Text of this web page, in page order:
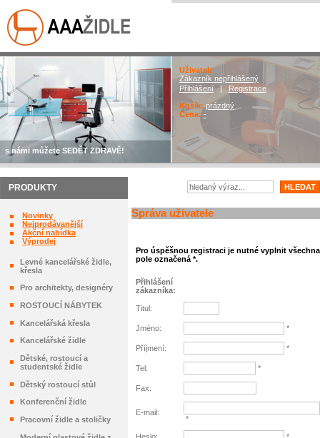
s námi můžete SEDĚT ZDRAVĚ!
Uživatel:
Zákazník nepřihlášený
Přihlášení| Registrace
Košík: prázdný
Cena: -
PRODUKTY
Novinky
Nejprodávanější
Akční nabídka
Výprodej
Levné kancelářské židle,
křesla
Pro architekty, designéry
ROSTOUCÍ NÁBYTEK
Kancelářská křesla
Kancelářské židle
Dětské, rostoucí a
studentské židle
Dětský rostoucí stůl
Konferenční židle
Pracovní židle a stoličky
Správa uživatele
Pro úspěšnou registraci je nutné vyplnit všechna
pole označená *.
Přihlášení
zákazníka:
Titul:
Jméno: *
Příjmení: *
Tel: *
Fax:
E-mail:
*
Heslo: *